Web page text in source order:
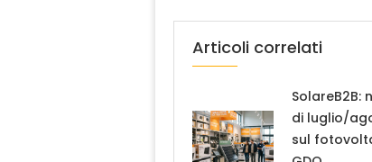
Articoli correlati
SolareB2B:
di luglio/
sul